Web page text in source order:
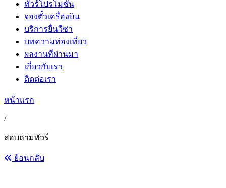
ทัวร์โปรโมชั่น
จองตั๋วเครื่องบิน
บริการยื่นวีซ่า
บทความท่องเที่ยว
ผลงานที่ผ่านมา
เกี่ยวกับเรา
ติดต่อเรา
หน้าแรก
/
สอบถามทัวร์
ย้อนกลับ